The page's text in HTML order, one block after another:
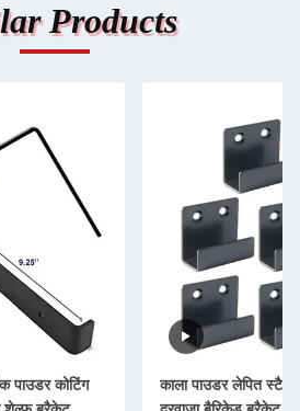
Products
पाउडर कोटिंग
काला पाउडर लेपित